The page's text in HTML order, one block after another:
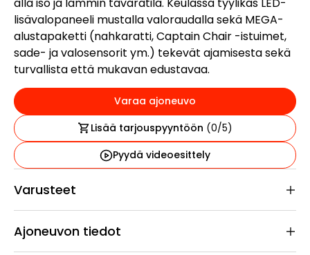
lisävalopaneeli mustalla valoraudalla sekä MEGA-
alustapaketti (nahkaratti, Captain Chair -istuimet,
sade- ja valosensorit ym.) tekevät ajamisesta sekä
turvallista että mukavan edustavaa.
Varaa ajoneuvo
Lisää tarjouspyyntöön (0/5)
Pyydä videoesittely
Varusteet
Ajoneuvon tiedot